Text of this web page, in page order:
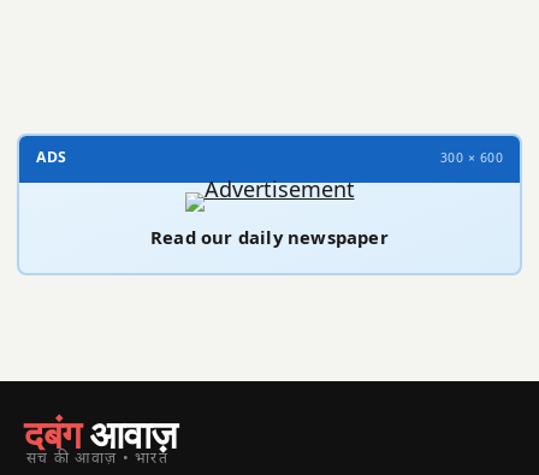
ADS 300 × 600
Read our daily newspaper
दबंगआवाज़
सच की आवाज़ • भारत